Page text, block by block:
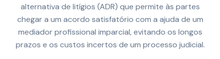
alternativa de litígios (ADR) que permite às partes
chegar a um acordo satisfatório com a ajuda de um
mediador profissional imparcial, evitando os longos
prazos e os custos incertos de um processo judicial.